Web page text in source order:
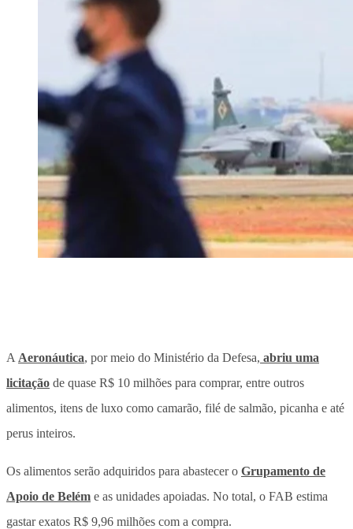
A Aeronáutica, por meio do Ministério da Defesa, abriu uma
licitação de quase R$ 10 milhões para comprar, entre outros
alimentos, itens de luxo como camarão, filé de salmão, picanha e até
perus inteiros.
Os alimentos serão adquiridos para abastecer o Grupamento de
Apoio de Belém e as unidades apoiadas. No total, o FAB estima
gastar exatos R$ 9,96 milhões com a compra.